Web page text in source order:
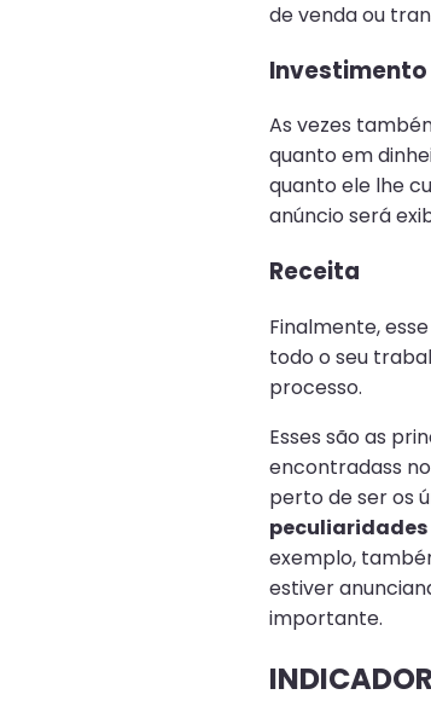
de venda ou
Investimento
As vezes
quanto em
quanto ele lhe
anúncio será
Receita
Finalmente,
todo o seu
processo.
Esses são as
encontradass
perto de ser os
exemplo,
estiver
importante.